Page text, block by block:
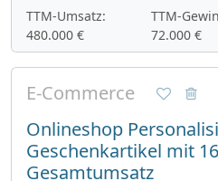
TTM-Umsatz:
480.000 €
TTM-
72.000 €
E-Commerce
Onlineshop
Geschenkartikel mit
Gesamtumsatz